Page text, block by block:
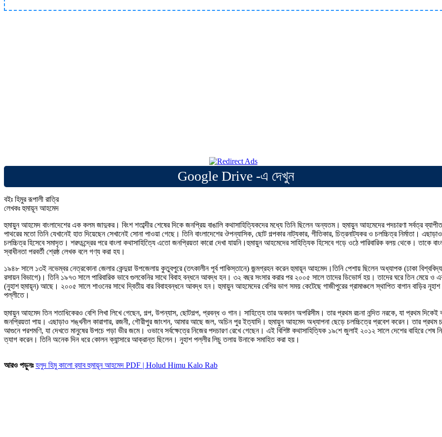
Google Drive -এ দেখুন
বইঃ হিমুর রূপালী রাত্রি
লেখকঃ হুমায়ূন আহমেদ
হুমায়ুন আহমেদ বাংলাদেশের এক কলম জাদুকর। বিংশ শতাব্দীর শেষের দিকে জনপ্রিয় বাঙালি কথাসাহিত্যিকদের মধ্যে তিনি ছিলেন অন্যতম। হুমায়ুন আহমেদের পদচারণা সর্বত্র
পাথরের মতো তিনি যেখানেই হাত দিয়েছেন সেখানেই সোনা পাওয়া গেছে। তিনি বাংলাদেশের ঔপন্যাসিক, ছোট গল্পকার নাট্যকার, গীতিকার, চিত্রনাট্যকর ও চলচ্চিত্র নির্মাতা।
চলচ্চিত্র হিসেবে সমাদৃত। শরৎচন্দ্রের পরে বাংলা কথাসাহিত্যিে এতো জনপ্রিয়তা কারো দেখা যায়নি।হুমায়ুন আহমেদের সাহিত্যিক হিসেবে গড়ে ওঠে পারিবারিক বলয় থেকে। তাকে
স্বাধীনতা পরবর্তী শ্রেষ্ঠ লেখক বলে গণ্য করা হয।
১৯৪৮ সালে ১৩ই নভেম্বর নেত্রকোনা জেলার কেন্দুয়া উপজেলায় কুতুবপুরে (তৎকালীন পূর্ব পাকিস্তানে) জন্মগ্রহন করেন হুমায়ূন আহমেদ।তিনি পেশায় ছিলেন অধ্যাপক (ঢাকা
রসায়ন বিভাগে)। তিনি ১৯৭৩ সালে পারিবারিক ভাবে গুলকেনির সাথে বিবাহ বন্ধনে আবদ্ধ হন। ৩২ বছর সংসার করার পর ২০০৫ সালে তাদের ডিভোর্স হয়। তাদের ঘরে তিন মেয়ে ও
(নুহাশ হুমায়ূন) আছে। ২০০৫ সালে শাওনের সাথে দ্বিতীয় বার বিবাহবন্ধনে আবদ্ধ হন। হুমায়ুন আহমেদের বেশির ভাগ সময় কেটেছে গাজীপুরের গ্রামাঞ্চলে স্থাপিত বাগান বাড়ির নূহাশ
পল্লীতে।
হুমায়ুন আহমেদ তিন শতাধিকেরও বেশি লিখা লিখে গেছেন, গল্প, উপন্যাস, ছোটগল্প, প্রবন্ধ ও গান। সাহিত্যে তার অবদান অপরিসীম। তার প্রথম রচনা নন্দিত নরকে, যা প্রথম দিকেই
জনপ্রিয়তা পায়। এছাড়াও শঙ্খনীল কারাগার, রজনী, গৌরীপুর জাংশন, আমার আছে জল, অচিন পুর ইত্যাদি। হুমায়ুন আহমেদ অধ্যাপনা ছেড়ে চলচ্চিত্রে প্রবেশ করেন। তার প্রথম
আগুনে পরশমণি, যা দেখতে মানুষের উপচে পড়া ভীর জমে। ওভাবে সর্বক্ষেত্রে নিজের পদচারণ রেখে গেছেন। এই বিশিষ্ট কথাসাহিত্যিক ১৯শে জুলাই ২০১২ সালে দেশের বাহিরে শেষ
ত্যাগ করেন। তিনি অনেক দিন ধরে কোলন ক্যান্সারে আক্রান্ত ছিলেন। নুহাশ পল্লীর লিচু তলায় উনাকে সমাহিত করা হয়।
আরও পড়ুনঃহলুদ হিমু কালো র‍্যাব হুমায়ূন আহমেদ PDF | Holud Himu Kalo Rab